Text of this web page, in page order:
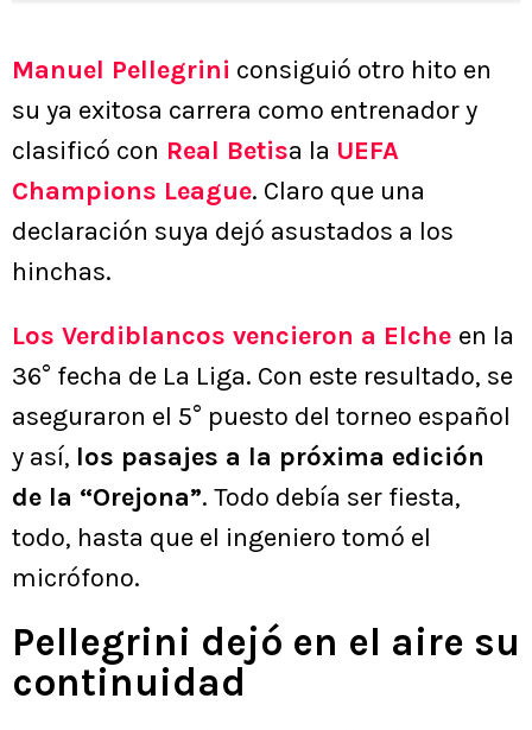
Manuel Pellegrini consiguió otro hito en
su ya exitosa carrera como entrenador y
clasificó con Real Betisa la UEFA
Champions League. Claro que una
declaración suya dejó asustados a los
hinchas.
Los Verdiblancos vencieron a Elche en la
36° fecha de La Liga. Con este resultado, se
aseguraron el 5° puesto del torneo español
y así, los pasajes a la próxima edición
de la “Orejona”. Todo debía ser fiesta,
todo, hasta que el ingeniero tomó el
micrófono.
Pellegrini dejó en el aire su
continuidad